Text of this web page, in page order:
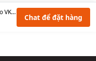
Ấm rót nước Hario V60 Kettle Buono VKB-120HSV 1200 ml
Chat để đặt hàng